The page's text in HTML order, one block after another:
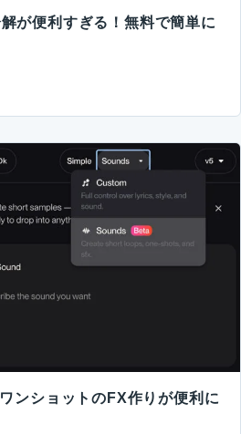
が便利すぎる！無料で簡単に
ンショットのFX作りが便利に